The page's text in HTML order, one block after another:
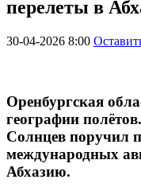
перелеты в
30-04-2026 8:00
Оренбургская
географии
Солнцев поручил
международных
Абхазию.